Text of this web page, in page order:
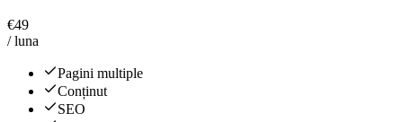
€49
/ luna
Pagini multiple
Conținut
SEO